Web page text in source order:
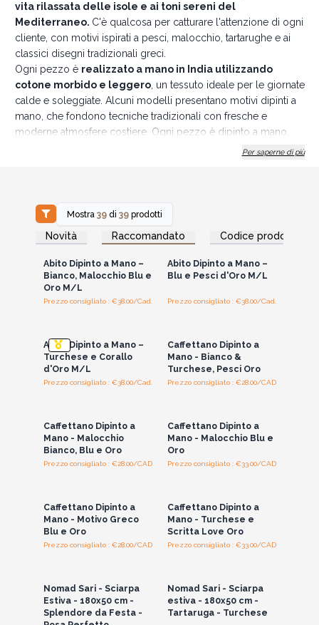
vita rilassata delle isole e ai toni sereni del
Mediterraneo. C'è qualcosa per catturare l'attenzione di ogni
cliente, con motivi ispirati a pesci, malocchio, tartarughe e ai
classici disegni tradizionali greci.
Ogni pezzo è realizzato a mano in India utilizzando
cotone morbido e leggero, un tessuto ideale per le giornate
calde e soleggiate. Alcuni modelli presentano motivi dipinti a
mano, che fondono tecniche tradizionali con fresche e
moderne atmosfere costiere. Ogni pezzo è dipinto a mano,
quindi non ne esistono due esattamente uguali, rendendoli
negozi.
Leggeri e facili da esporre, perfetti per arricchire le vetrine.
ed estive.
Ottimo potenziale di profitto su un articolo di moda del
commercio equo e solidale.
velocemente di quanto tu riesca a dire "brezza
mediterranea".
Per saperne di più
Mostra39 di39 prodotti
Novità Raccomandato Codice prodotto
Accedi per vedere
i prezzi all'ingrosso
Abito Dipinto a Mano –
Bianco, Malocchio Blu e
Oro M/L
Prezzo consigliato : €38.00/Cad.
Accedi per vedere
i prezzi all'ingrosso
Abito Dipinto a Mano –
Blu e Pesci d'Oro M/L
Prezzo consigliato : €38.00/Cad.
Abito Dipinto a Mano –
Turchese e Corallo
d'Oro M/L
Prezzo consigliato : €38.00/Cad.
Caffettano Dipinto a
Mano - Bianco &
Turchese, Pesci Oro
Prezzo consigliato : €28.00/CAD
Caffettano Dipinto a
Mano - Malocchio
Bianco, Blu e Oro
Prezzo consigliato : €28.00/CAD
Caffettano Dipinto a
Mano - Malocchio Blu e
Oro
Prezzo consigliato : €33.00/CAD
Caffettano Dipinto a
Mano - Motivo Greco
Blu e Oro
Prezzo consigliato : €28.00/CAD
Caffettano Dipinto a
Mano - Turchese e
Scritta Love Oro
Prezzo consigliato : €33.00/CAD
Nomad Sari - Sciarpa
Estiva - 180x50 cm -
Splendore da Festa -
Nomad Sari - Sciarpa
estiva - 180x50 cm -
Tartaruga - Turchese